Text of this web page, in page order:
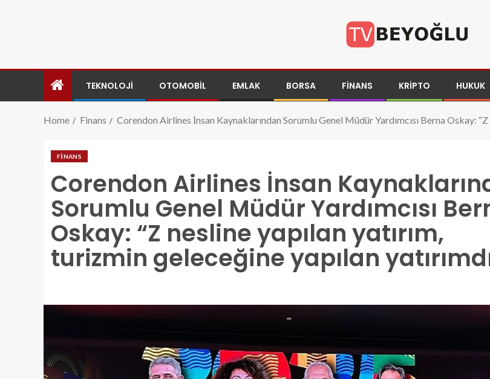
TEKNOLOJI OTOMOBIL EMLAK BORSA FINANS KRIPTO HUKUK
Home Finans Corendon Airlines İnsan Kaynaklarından Sorumlu Genel Müdür Yardımcısı Berna Oskay:
FINANS
Corendon Airlines İnsan
Sorumlu Genel Müdür Yardımcısı
Oskay: “Z nesline yapılan yatırım,
turizmin geleceğine yapılan